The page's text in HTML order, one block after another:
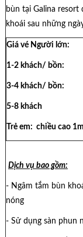
bùn tại Galina
khoái sau những
Giá vé Người lớn:
1-2 khách/ bồn:
3-4 khách/ bồn:
5-8 khách
Trẻ em: chiều cao
Dịch vụ bao gồm:
- Ngâm tắm bùn
- Sử dụng sàn phun